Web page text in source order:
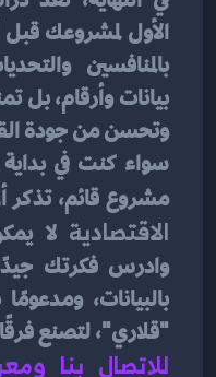
وتحسن من جودة
مشروع قائم،
الاقتصادية
"قلاري"، لتصنع